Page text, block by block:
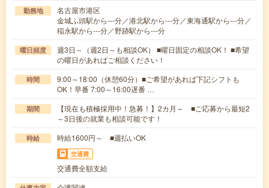
勤務地
名古屋市港区
金城ふ頭駅から---分／港北駅から---分／東海通駅から---分／
稲永駅から---分／野跡駅から---分
曜日頻度
週3日～（週2日～も相談OK） ■曜日固定の相談OK！ ■希望
の曜日があればご相談ください！
時間
9:00～18:00（休憩60分）■ご希望があれば下記シフトも
OK！早番 7:00～16:00遅番 …
期間
【現在も積極採用中！急募！】2カ月～ ■ご応募から最短2
～3日後の就業も相談可能です！
時給 時給1600円～ ■週払いOK
交通費
交通費全額支給